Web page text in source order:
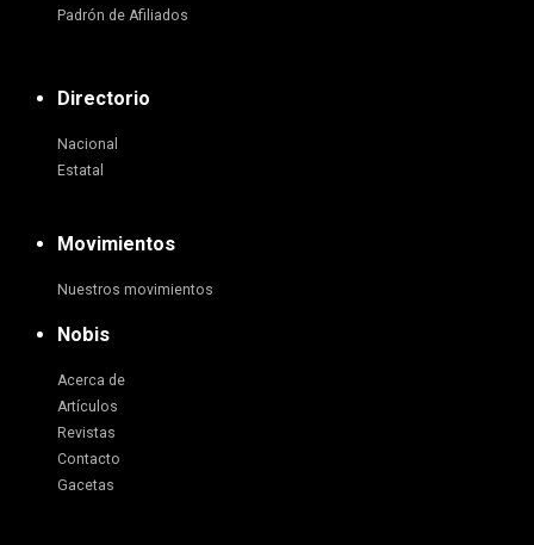
Padrón de Afiliados
Directorio
Nacional
Estatal
Movimientos
Nuestros movimientos
Nobis
Acerca de
Artículos
Revistas
Contacto
Gacetas